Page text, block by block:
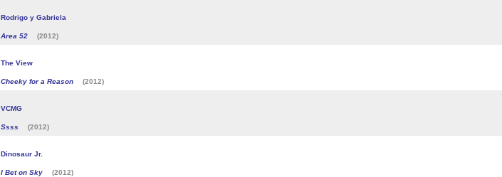
Rodrigo y Gabriela
Area 52 (2012)
The View
Cheeky for a Reason (2012)
VCMG
Ssss (2012)
Dinosaur Jr.
I Bet on Sky (2012)